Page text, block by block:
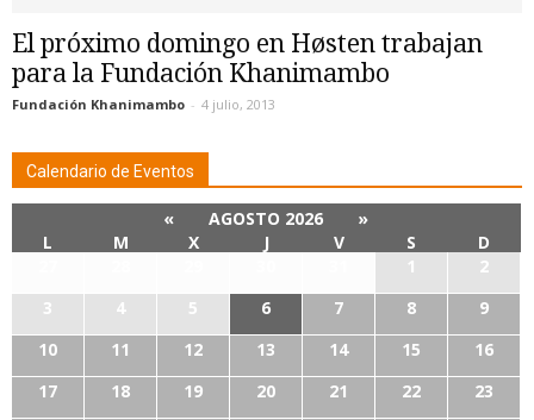
El próximo domingo en Høsten trabajan
para la Fundación Khanimambo
Fundación Khanimambo - 4 julio, 2013
Calendario de Eventos
« AGOSTO 2026
»
L
M X J V S
D
1
2
3
4 5 6 7 8
9
10
11 12 13 14 15
16
17
18 19 20 21 22
23